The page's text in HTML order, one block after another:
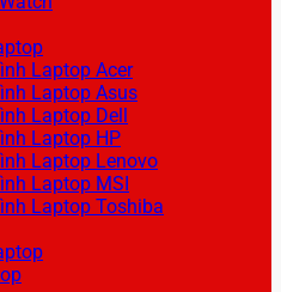
Laptop Acer
Laptop Asus
Laptop Dell
Laptop HP
Laptop Lenovo
Laptop MSI
Laptop Toshiba